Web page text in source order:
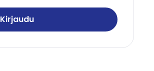
Kirjaudu